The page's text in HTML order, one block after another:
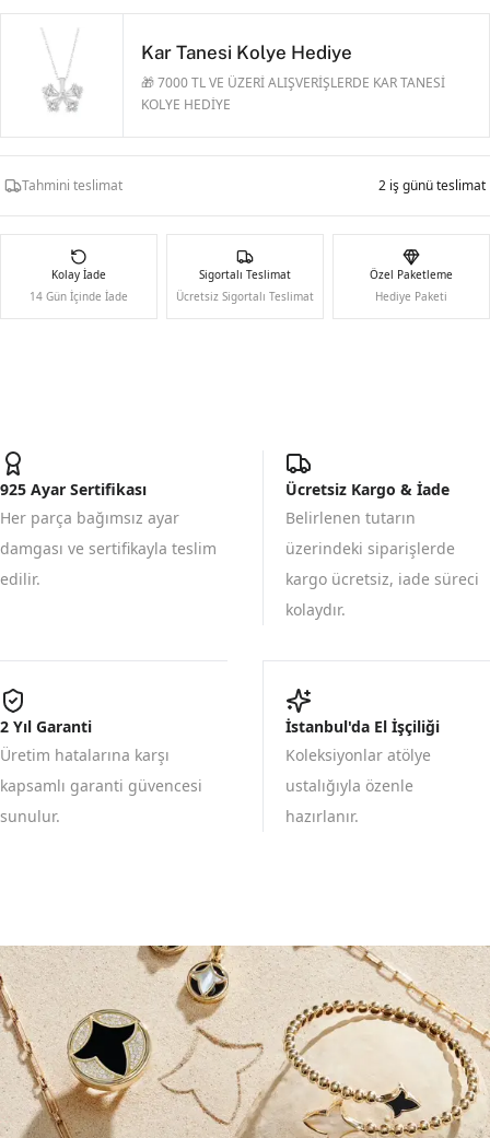
Kar Tanesi Kolye Hediye
🎁 7000 TL VE ÜZERİ ALIŞVERİŞLERDE KAR TANESİ
KOLYE HEDİYE
Tahmini teslimat 2 iş günü teslimat
Kolay İade
14 Gün İçinde İade
Sigortalı Teslimat
Ücretsiz Sigortalı Teslimat
Özel Paketleme
Hediye Paketi
925 Ayar Sertifikası
Her parça bağımsız ayar
damgası ve sertifikayla teslim
edilir.
Ücretsiz Kargo & İade
Belirlenen tutarın
üzerindeki siparişlerde
kargo ücretsiz, iade süreci
kolaydır.
2 Yıl Garanti
Üretim hatalarına karşı
kapsamlı garanti güvencesi
sunulur.
İstanbul'da El İşçiliği
Koleksiyonlar atölye
ustalığıyla özenle
hazırlanır.